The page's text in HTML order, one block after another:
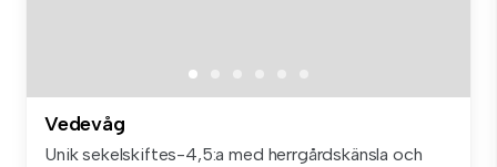
Vedevåg
Unik sekelskiftes-4,5:a med herrgårdskänsla och